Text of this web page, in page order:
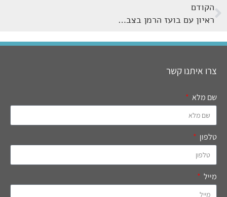
הקודם
ראיון עם בועז הרמן בצבע הכסף
צרו איתנו קשר
שם מלא
טלפון
מייל